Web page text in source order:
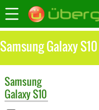
Samsung Galaxy
Samsung
Galaxy S10